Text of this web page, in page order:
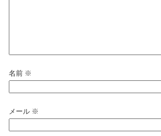
名前 ※
メール ※